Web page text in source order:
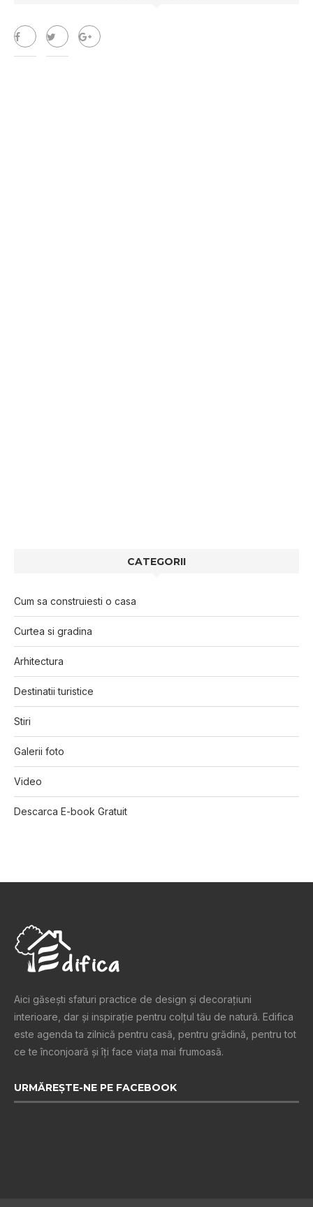
CATEGORII
Cum sa construiesti o casa
Curtea si gradina
Arhitectura
Destinatii turistice
Stiri
Galerii foto
Video
Descarca E-book Gratuit
Aici găsești sfaturi practice de design şi decoraţiuni
interioare, dar și inspiraţie pentru colţul tău de natură. Edifica
este agenda ta zilnică pentru casă, pentru grădină, pentru tot
ce te înconjoară şi îţi face viaţa mai frumoasă.
URMĂREȘTE-NE PE FACEBOOK